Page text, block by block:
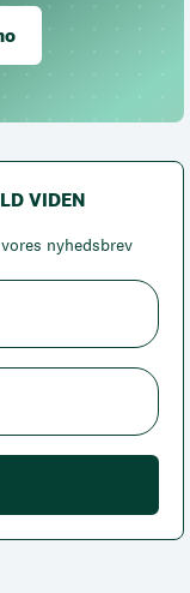
VIDEN
nyhedsbrev